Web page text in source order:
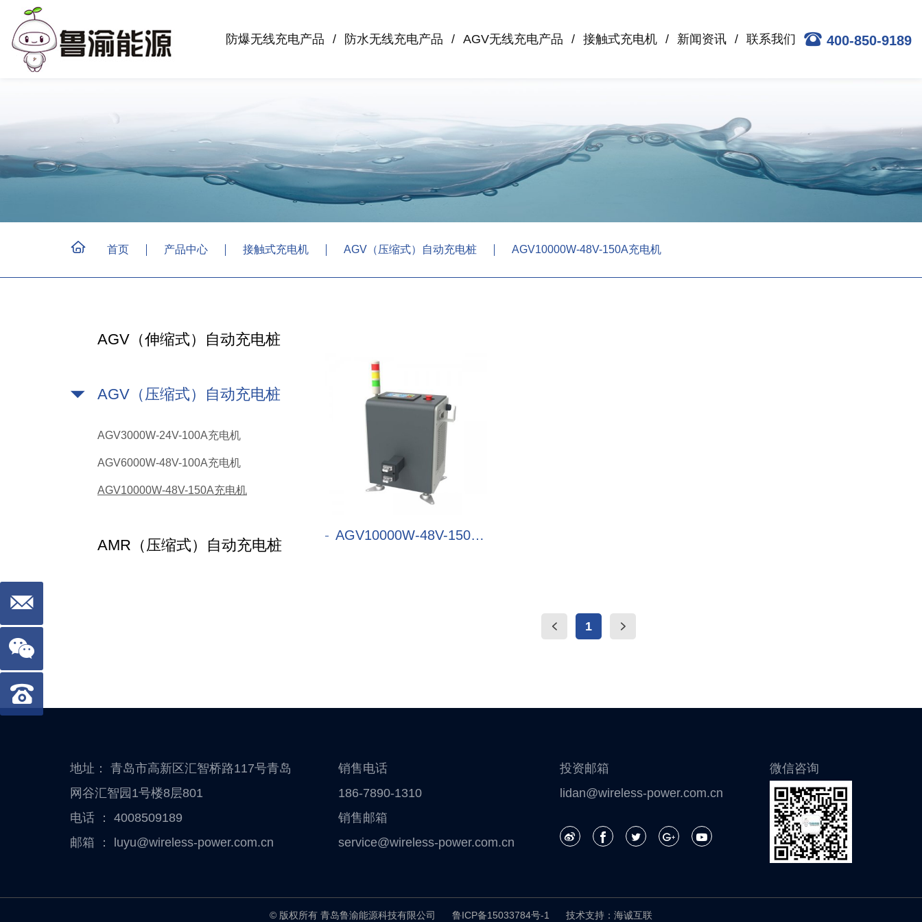
400-850-9189
防爆无线充电产品 防水无线充电产品 AGV无线充电产品 接触式充电机 新闻资讯 联系我们
首页 产品中心 接触式充电机 AGV（压缩式）自动充电桩 AGV10000W-48V-150A充电机
AGV（伸缩式）自动充电桩
AGV（压缩式）自动充电桩
AGV3000W-24V-100A充电机
AGV6000W-48V-100A充电机
AGV10000W-48V-150A充电机
AMR（压缩式）自动充电桩
AGV10000W-48V-150A充电机
1
地址： 青岛市高新区汇智桥路117号青岛
网谷汇智园1号楼8层801
电话 ： 4008509189
邮箱 ： luyu@wireless-power.com.cn
销售电话
186-7890-1310
销售邮箱
service@wireless-power.com.cn
投资邮箱
lidan@wireless-power.com.cn
微信咨询
© 版权所有 青岛鲁渝能源科技有限公司 鲁ICP备15033784号-1 技术支持：海诚互联